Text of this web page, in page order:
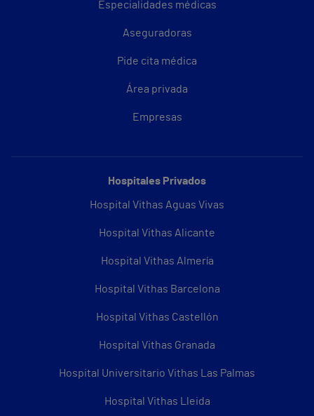
Especialidades médicas
Aseguradoras
Pide cita médica
Área privada
Empresas
Hospitales Privados
Hospital Vithas Aguas Vivas
Hospital Vithas Alicante
Hospital Vithas Almería
Hospital Vithas Barcelona
Hospital Vithas Castellón
Hospital Vithas Granada
Hospital Universitario Vithas Las Palmas
Hospital Vithas Lleida